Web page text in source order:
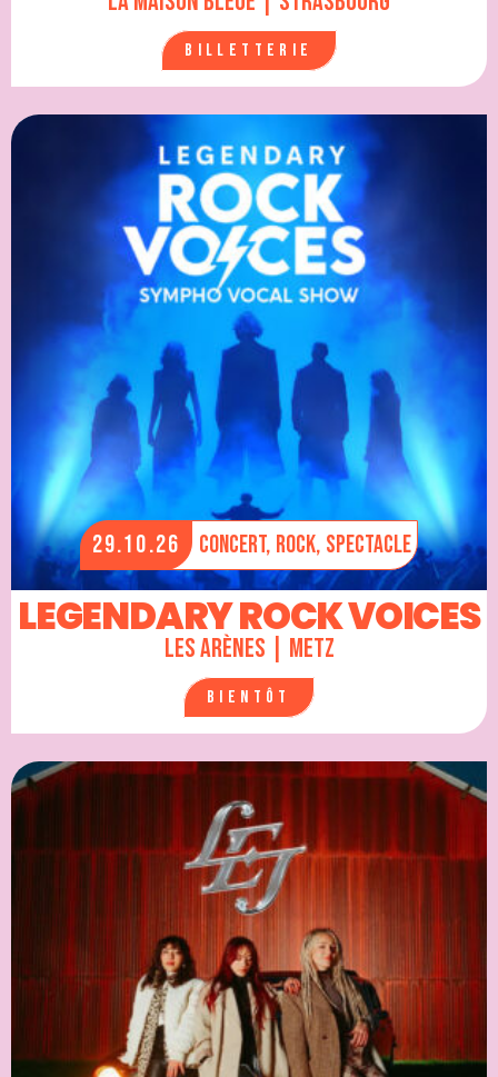
Billetterie
29.10.26 Concert, Rock, Spectacle
LEGENDARY ROCK VOICES
Les Arènes | Metz
Bientôt